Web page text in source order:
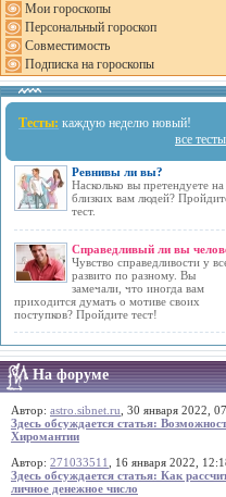
Мои гороскопы
Персональный гороскоп
Совместимость
Подписка на гороскопы
Тесты: каждую неделю новый!
все
Ревнивы ли вы?
Насколько вы претендуете на
близких вам людей?
тест.
Справедливый ли вы
Чувство справедливости у
развито по разному. Вы
замечали, что иногда вам
приходится думать о мотиве своих
поступков? Пройдите тест!
На форуме
Автор: astro.sibnet.ru , 30 января 2022,
Здесь обсуждается статья:
Хиромантии
Автор: 271033511
, 16 января 2022,
Здесь обсуждается статья: Как
личное денежное число